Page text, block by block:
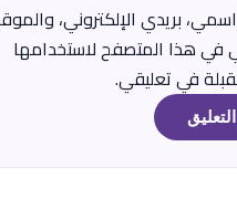
بريدي الإلكتروني،
في هذا المتصفح لاستخدامها
في تعليقي.